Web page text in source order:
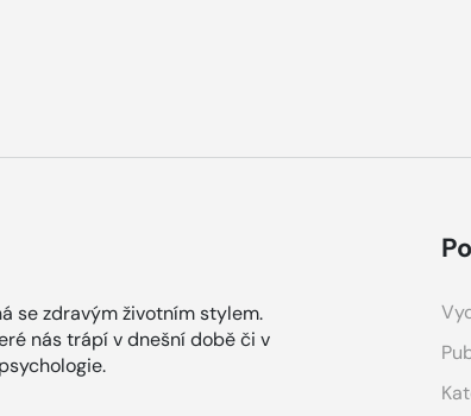
se zdravým životním stylem.
nás trápí v dnešní době či v